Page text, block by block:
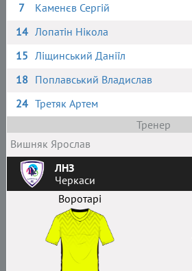
7
Каменєв Сергій
14 Лопатін Нікола
15 Ліщинський Даніїл
18 Поплавський Владислав
24 Третяк Артем
Тренер
Вишняк Ярослав
ЛНЗ
Черкаси
Воротарі